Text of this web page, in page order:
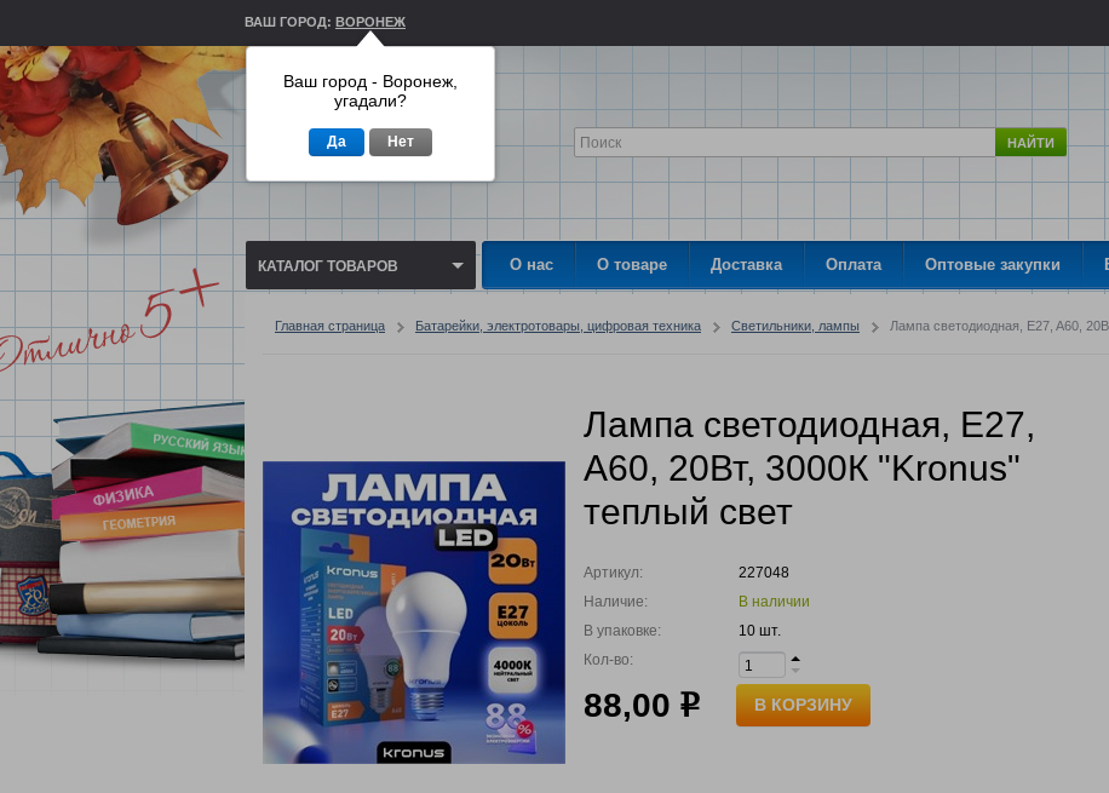
ВАШ ГОРОД: ВОРОНЕЖ
НАЙТИ
КАТАЛОГ ТОВАРОВ О нас О товаре Доставка Оплата Оптовые закупки
Главная страница Батарейки, электротовары, цифровая техника Светильники, лампы Лампа светодиодная, E27, A60,
Лампа светодиодная, E27,
A60, 20Вт, 3000К "Kronus"
теплый свет
Артикул:
227048
Наличие:
В наличии
В упаковке:
10 шт.
Кол-во:
88,00 р В КОРЗИНУ
Ваш город - Воронеж,
угадали?
Да Нет